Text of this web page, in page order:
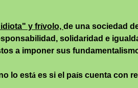
y frívolo, de una sociedad
solidaridad e
a imponer sus
lo está es si el país cuenta con